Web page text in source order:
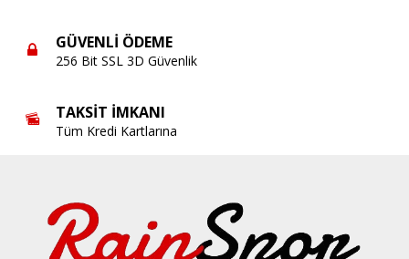
GÜVENLI ÖDEME
256 Bit SSL 3D Güvenlik
TAKSIT İMKANI
Tüm Kredi Kartlarına